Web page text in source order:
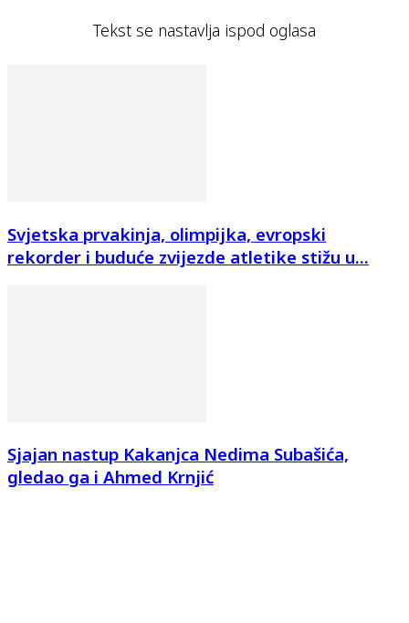
Tekst se nastavlja ispod oglasa
Svjetska prvakinja, olimpijka, evropski
rekorder i buduće zvijezde atletike stižu u...
Sjajan nastup Kakanjca Nedima Subašića,
gledao ga i Ahmed Krnjić